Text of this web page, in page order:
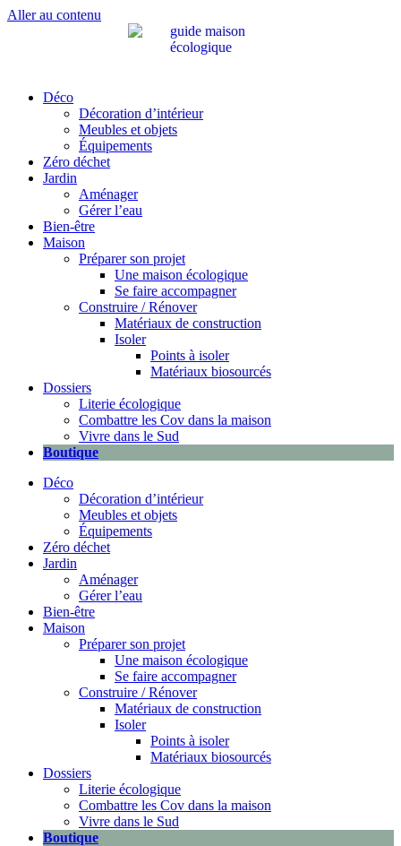
Aller au contenu
Déco
Décoration d’intérieur
Meubles et objets
Équipements
Zéro déchet
Jardin
Aménager
Gérer l’eau
Bien-être
Maison
Préparer son projet
Une maison écologique
Se faire accompagner
Construire / Rénover
Matériaux de construction
Isoler
Points à isoler
Matériaux biosourcés
Dossiers
Literie écologique
Combattre les Cov dans la maison
Vivre dans le Sud
Boutique
Déco
Décoration d’intérieur
Meubles et objets
Équipements
Zéro déchet
Jardin
Aménager
Gérer l’eau
Bien-être
Maison
Préparer son projet
Une maison écologique
Se faire accompagner
Construire / Rénover
Matériaux de construction
Isoler
Points à isoler
Matériaux biosourcés
Dossiers
Literie écologique
Combattre les Cov dans la maison
Vivre dans le Sud
Boutique